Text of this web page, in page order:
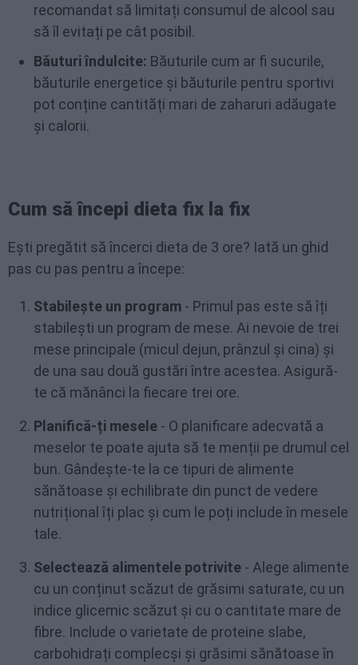
recomandat să limitați consumul de alcool sau
să îl evitați pe cât posibil.
Băuturi îndulcite: Băuturile cum ar fi sucurile,
băuturile energetice și băuturile pentru sportivi
pot conține cantități mari de zaharuri adăugate
și calorii.
Cum să începi dieta fix la fix
Ești pregătit să încerci dieta de 3 ore? Iată un ghid
pas cu pas pentru a începe:
Stabilește un program - Primul pas este să îți
stabilești un program de mese. Ai nevoie de trei
mese principale (micul dejun, prânzul și cina) și
de una sau două gustări între acestea. Asigură-
te că mănânci la fiecare trei ore.
Planifică-ți mesele - O planificare adecvată a
meselor te poate ajuta să te menții pe drumul cel
bun. Gândește-te la ce tipuri de alimente
sănătoase și echilibrate din punct de vedere
nutrițional îți plac și cum le poți include în mesele
tale.
Selectează alimentele potrivite - Alege alimente
cu un conținut scăzut de grăsimi saturate, cu un
indice glicemic scăzut și cu o cantitate mare de
fibre. Include o varietate de proteine slabe,
carbohidrați complecși și grăsimi sănătoase în